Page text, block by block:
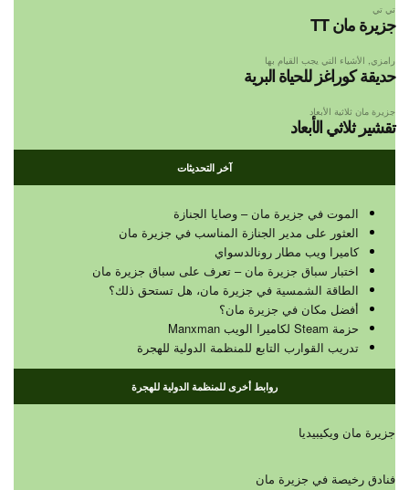
تي تي
جزيرة مان TT
رامزي الأشياء التي يجب القيام بها
حديقة كوراغز للحياة البرية
جزيرة مان ثلاثية الأبعاد
تقشير ثلاثي الأبعاد
آخر التحديثات
الموت في جزيرة مان – وصايا الجنازة
العثور على مدير الجنازة المناسب في جزيرة مان
كاميرا ويب مطار رونالدسواي
اختبار سباق جزيرة مان – تعرف على سباق جزيرة مان
الطاقة الشمسية في جزيرة مان، هل تستحق ذلك؟
أفضل مكان في جزيرة مان؟
حزمة Steam لكاميرا الويب Manxman
تدريب القوارب التابع للمنظمة الدولية للهجرة
روابط أخرى للمنظمة الدولية للهجرة
جزيرة مان ويكيبيديا
فنادق رخيصة في جزيرة مان